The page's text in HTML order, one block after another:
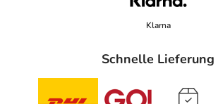
Klarna
Schnelle Lieferung